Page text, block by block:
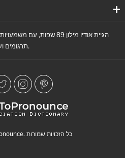
הגיית אודיו מילון 89
תרגומים ועוד.
© 2026 HowToPronounce. כל הזכויות שמורות